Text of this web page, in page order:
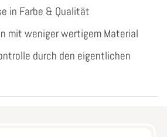
in Farbe & Qualität
mit weniger wertigem Material
durch den eigentlichen